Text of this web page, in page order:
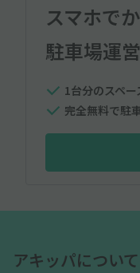
スマホで
駐車場運営
1台分のスペ
完全無料で駐
アキッパについて